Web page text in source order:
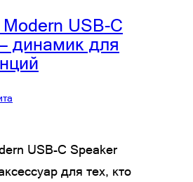
USB-C
динамик для
USB-C Speaker
для тех, кто